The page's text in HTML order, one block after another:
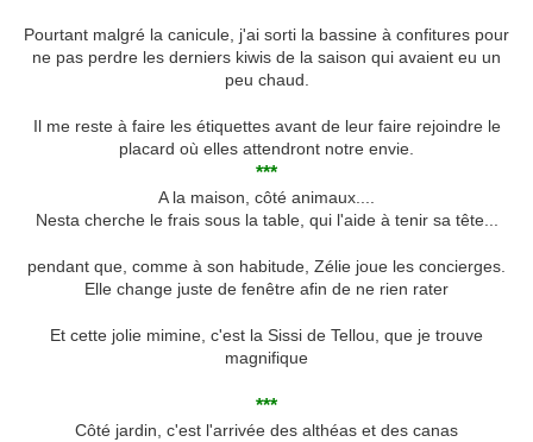
Pourtant malgré la canicule, j'ai sorti la bassine à confitures pour
ne pas perdre les derniers kiwis de la saison qui avaient eu un
peu chaud.
Il me reste à faire les étiquettes avant de leur faire rejoindre le
placard où elles attendront notre envie.
***
A la maison, côté animaux....
Nesta cherche le frais sous la table, qui l'aide à tenir sa tête...
pendant que, comme à son habitude, Zélie joue les concierges.
Elle change juste de fenêtre afin de ne rien rater
Et cette jolie mimine, c'est la Sissi de Tellou, que je trouve
magnifique
***
Côté jardin, c'est l'arrivée des althéas et des canas